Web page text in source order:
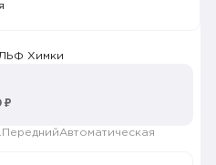
Химки
₽
ПереднийАвтоматическая